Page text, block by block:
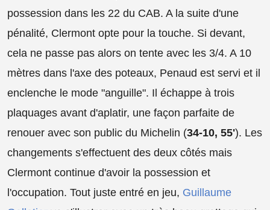
possession dans les 22 du CAB. A la suite d'une
pénalité, Clermont opte pour la touche. Si devant,
cela ne passe pas alors on tente avec les 3/4. A 10
mètres dans l'axe des poteaux, Penaud est servi et il
enclenche le mode "anguille". Il échappe à trois
plaquages avant d'aplatir, une façon parfaite de
renouer avec son public du Michelin (34-10, 55'). Les
changements s'effectuent des deux côtés mais
Clermont continue d'avoir la possession et
l'occupation. Tout juste entré en jeu, Guillaume